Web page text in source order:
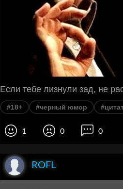
Если тебе лизнули зад, не
#18+ #черный юмор
1 0 0
ROFL